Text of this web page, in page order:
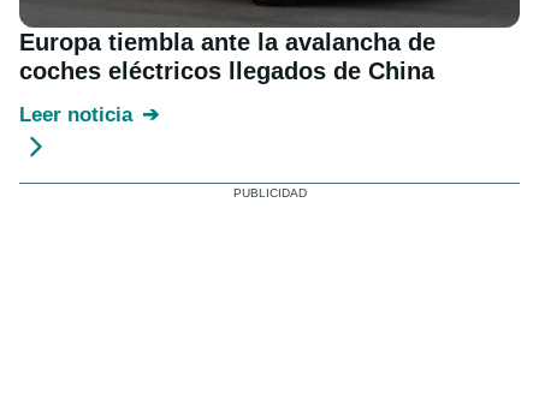
Europa tiembla ante la avalancha de
coches eléctricos llegados de China
Leer noticia